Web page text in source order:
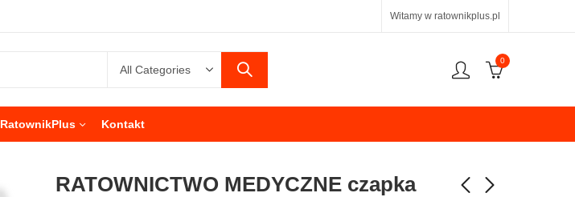
Witamy w ratownikplus.pl
0
RatownikPlus Kontakt
RATOWNICTWO MEDYCZNE czapka